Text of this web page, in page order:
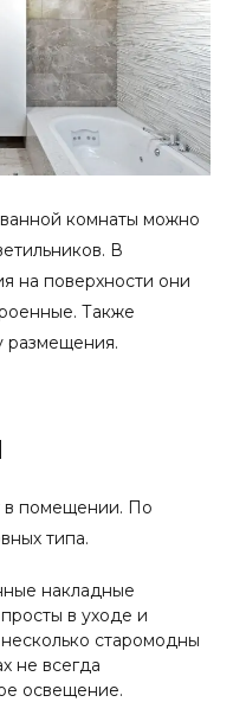
ванной комнаты можно
В
на поверхности они
Также
размещения.
в помещении. По
типа.
накладные
в уходе и
старомодны
не всегда
освещение.